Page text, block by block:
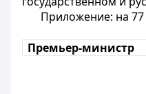
Приложение: на 77
Премьер-министр